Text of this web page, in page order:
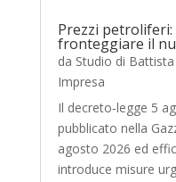
Prezzi
fronteggiare il
da Studio di Battista
Impresa
Il decreto‑legge 5
pubblicato nella
agosto 2026 ed
introduce misure